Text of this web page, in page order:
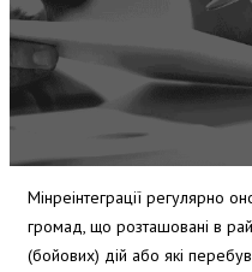
Мінреінтеграції регулярно
громад, що розташовані в
(бойових) дій або які